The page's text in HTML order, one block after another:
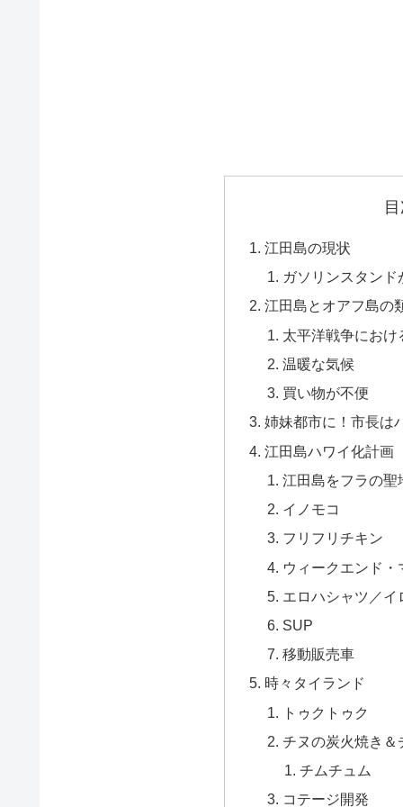
江田島の現状
ガソリンスタン
江田島とオアフ島の
太平洋戦争におけ
温暖な気候
買い物が不便
姉妹都市に！市長は
江田島ハワイ化計画
江田島をフラの聖
イノモコ
フリフリチキン
ウィークエンド・
エロハシャツ／イ
SUP
移動販売車
時々タイランド
トゥクトゥク
チヌの炭火焼き＆
チムチュム
コテージ開発